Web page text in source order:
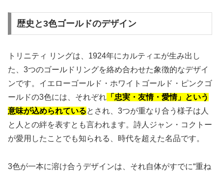
歴史と3色ゴールドのデザイン
トリニティ リングは、1924年にカルティエが生み出し
た、3つのゴールドリングを絡め合わせた象徴的なデザイ
ンです。イエローゴールド・ホワイトゴールド・ピンクゴ
ールドの3色には、それぞれ 「忠実・友情・愛情」という
意味が込められているとされ、3つが重なり合う様子は人
と人との絆を表すとも言われます。詩人ジャン・コクトー
が愛用したことでも知られる、時代を超えた名品です。
3色が一本に溶け合うデザインは、それ自体がすでに“重ね